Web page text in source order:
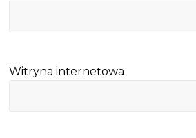
Witryna internetowa